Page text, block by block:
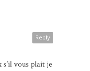
Reply
vous plait je